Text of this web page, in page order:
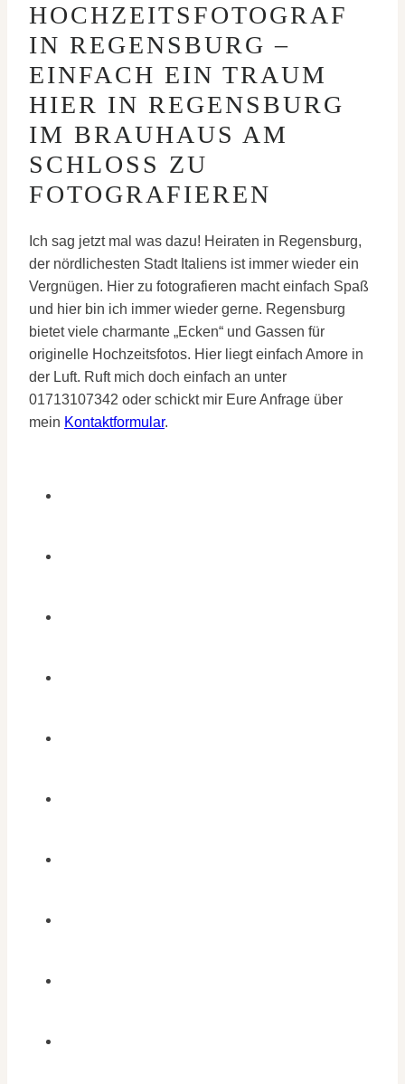
HOCHZEITSFOTOGRAF
IN REGENSBURG –
EINFACH EIN TRAUM
HIER IN REGENSBURG
IM BRAUHAUS AM
SCHLOSS ZU
FOTOGRAFIEREN
Ich sag jetzt mal was dazu! Heiraten in Regensburg,
der nördlichesten Stadt Italiens ist immer wieder ein
Vergnügen. Hier zu fotografieren macht einfach Spaß
und hier bin ich immer wieder gerne. Regensburg
bietet viele charmante „Ecken“ und Gassen für
originelle Hochzeitsfotos. Hier liegt einfach Amore in
der Luft. Ruft mich doch einfach an unter
01713107342 oder schickt mir Eure Anfrage über
mein Kontaktformular.